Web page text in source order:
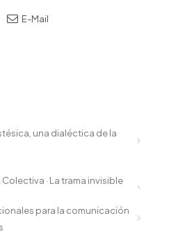
E-Mail
una dialéctica de la
· La trama invisible
para la comunicación